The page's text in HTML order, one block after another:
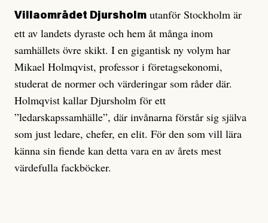
Villaområdet Djursholm utanför Stockholm är
ett av landets dyraste och hem åt många inom
samhällets övre skikt. I en gigantisk ny volym har
Mikael Holmqvist, professor i företagsekonomi,
studerat de normer och värderingar som råder där.
Holmqvist kallar Djursholm för ett
”ledarskapssamhälle”, där invånarna förstår sig själva
som just ledare, chefer, en elit. För den som vill lära
känna sin fiende kan detta vara en av årets mest
värdefulla fackböcker.